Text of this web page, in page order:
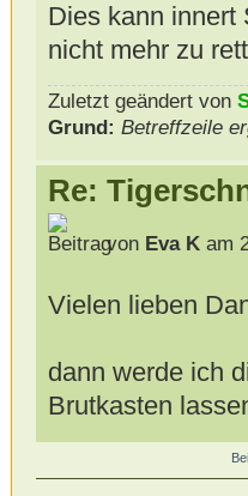
Dies kann innert
nicht mehr zu
Zuletzt geändert von
Grund: Betreffzeile
Re:
von Eva Kam
Vielen lieben
dann werde ich
Brutkasten